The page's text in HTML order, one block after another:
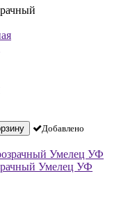
Добавлено
Умелец УФ